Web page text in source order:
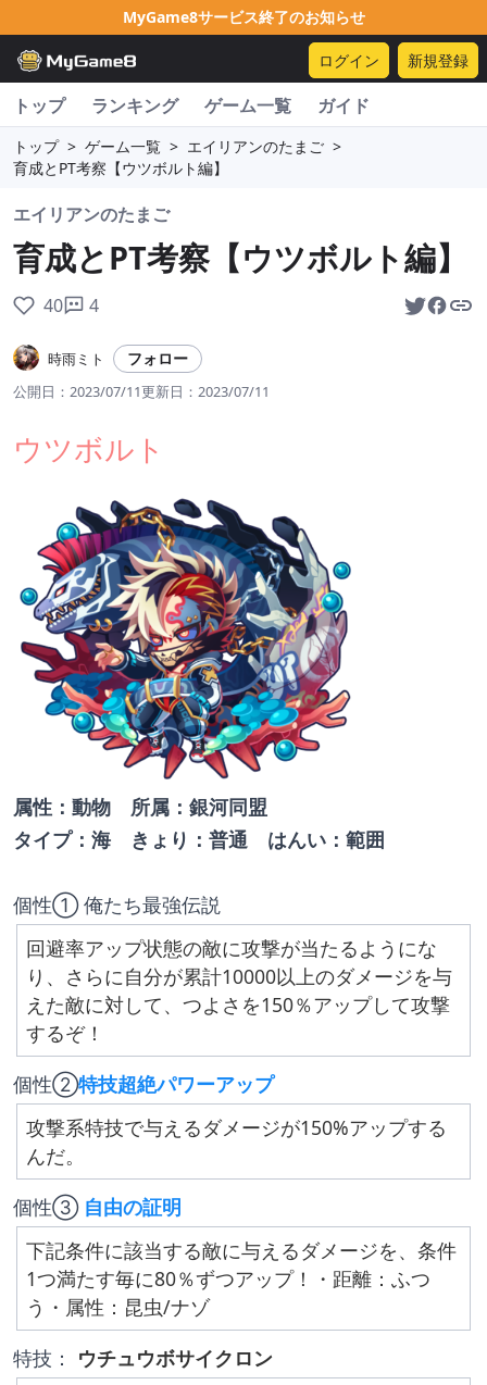
MyGame8サービス終了のお知らせ
ログイン 新規登録
トップ ランキング ゲーム一覧 ガイド
トップ > ゲーム一覧 > エイリアンのたまご >
育成とPT考察【ウツボルト編】
エイリアンのたまご
育成とPT考察【ウツボルト編】
40 4
時雨ミト フォロー
公開日： 2023/07/11更新日： 2023/07/11
ウツボルト
属性：動物　所属：銀河同盟
タイプ：海　きょり：普通　はんい：範囲
個性① 俺たち最強伝説
回避率アップ状態の敵に攻撃が当たるようにな
り、さらに自分が累計10000以上のダメージを与
えた敵に対して、つよさを150％アップして攻撃
するぞ！
個性②特技超絶パワーアップ
攻撃系特技で与えるダメージが150%アップする
んだ。
個性③ 自由の証明
下記条件に該当する敵に与えるダメージを、条件
1つ満たす毎に80％ずつアップ！・距離：ふつ
う・属性：昆虫/ナゾ
特技： ウチュウボサイクロン